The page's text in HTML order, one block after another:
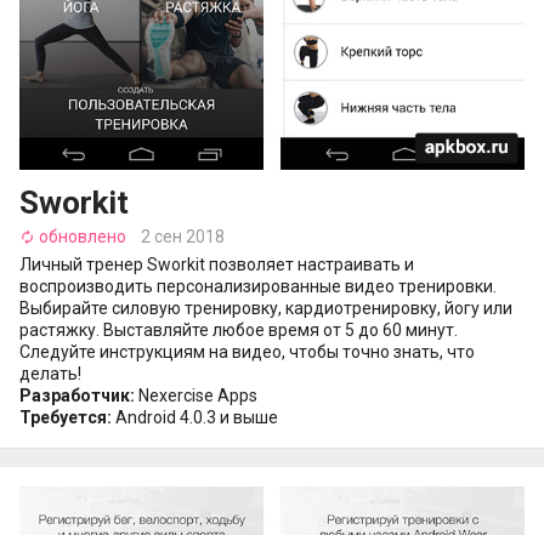
Sworkit
autorenew обновлено
2 сен 2018
Личный тренер Sworkit позволяет настраивать и
воспроизводить персонализированные видео тренировки.
Выбирайте силовую тренировку, кардиотренировку, йогу или
растяжку. Выставляйте любое время от 5 до 60 минут.
Следуйте инструкциям на видео, чтобы точно знать, что
делать!
Разработчик: Nexercise Apps
Требуется: Android 4.0.3 и выше